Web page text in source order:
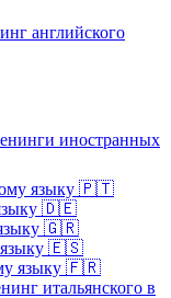
английского
иностранных
языку 🇵🇹
🇩🇪
🇬🇷
🇪🇸
языку 🇫🇷
итальянского в